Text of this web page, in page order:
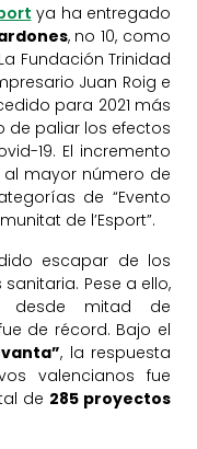
ya ha entregado
, no 10, como
Fundación Trinidad
Juan Roig e
para 2021 más
de paliar los efectos
19. El incremento
mayor número de
de “Evento
de l’Esport”.
escapar de los
Pese a ello,
desde mitad de
de récord. Bajo el
, la respuesta
valencianos fue
de 285 proyectos